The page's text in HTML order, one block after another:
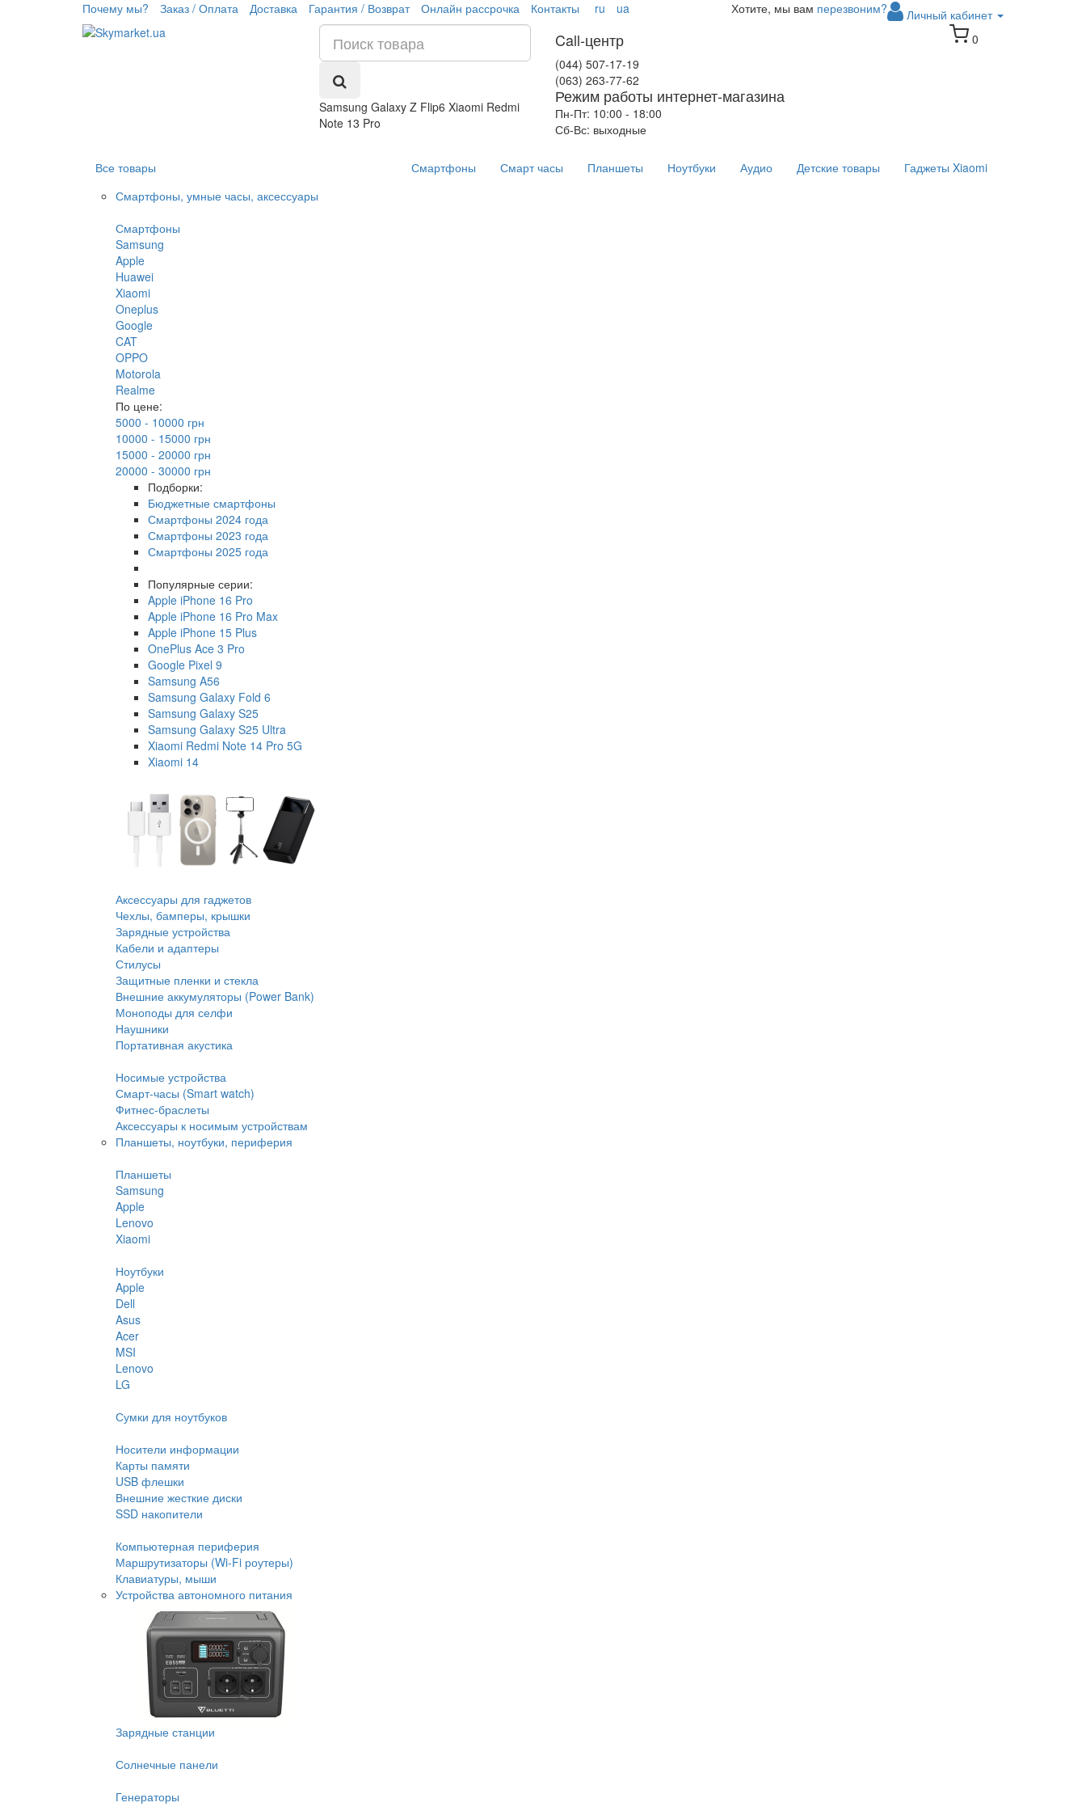
Почему мы? Заказ / Оплата Доставка Гарантия / Возврат Онлайн рассрочка Контакты ru ua Личный кабинет
Хотите, мы вам перезвоним?
Samsung Galaxy Z Flip6 Xiaomi Redmi
Note 13 Pro
Call-центр
(044) 507-17-19
(063) 263-77-62
Режим работы интернет-магазина
Пн-Пт: 10:00 - 18:00
Сб-Вс: выходные
0
Все товары
Смартфоны, умные часы, аксессуары
Смартфоны
Samsung
Apple
Huawei
Xiaomi
Oneplus
Google
CAT
OPPO
Motorola
Realme
По цене:
5000 - 10000 грн
10000 - 15000 грн
15000 - 20000 грн
20000 - 30000 грн
Подборки:
Бюджетные смартфоны
Смартфоны 2024 года
Смартфоны 2023 года
Смартфоны 2025 года
Популярные серии:
Apple iPhone 16 Pro
Apple iPhone 16 Pro Max
Apple iPhone 15 Plus
OnePlus Ace 3 Pro
Google Pixel 9
Samsung A56
Samsung Galaxy Fold 6
Samsung Galaxy S25
Samsung Galaxy S25 Ultra
Xiaomi Redmi Note 14 Pro 5G
Xiaomi 14
Аксессуары для гаджетов
Чехлы, бамперы, крышки
Зарядные устройства
Кабели и адаптеры
Стилусы
Защитные пленки и стекла
Внешние аккумуляторы (Power Bank)
Моноподы для селфи
Наушники
Портативная акустика
Носимые устройства
Смарт-часы (Smart watch)
Фитнес-браслеты
Аксессуары к носимым устройствам
Планшеты, ноутбуки, периферия
Планшеты
Samsung
Apple
Lenovo
Xiaomi
Ноутбуки
Apple
Dell
Asus
Acer
MSI
Lenovo
LG
Сумки для ноутбуков
Носители информации
Карты памяти
USB флешки
Внешние жесткие диски
SSD накопители
Компьютерная периферия
Маршрутизаторы (Wi-Fi роутеры)
Клавиатуры, мыши
Устройства автономного питания
Зарядные станции
Солнечные панели
Генераторы
Смартфоны Смарт часы Планшеты Ноутбуки Аудио Детские товары Гаджеты Xiaomi